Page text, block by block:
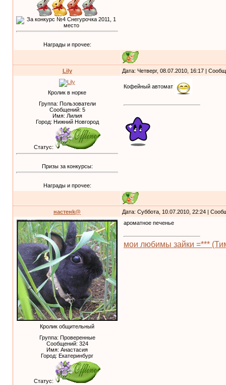
Награды и прочее:
Lily Дата: Четверг, 08.07.2010, 16:17 |
Кролик в норке
Группа: Пользователи
Сообщений: 5
Имя: Лилия
Город: Нижний Новгород
Статус:
Призы за конкурсы:
Награды и прочее:
Кофейный автомат
настенk@ Дата: Суббота, 10.07.2010, 22:24 |
Кролик общительный
Группа: Проверенные
Сообщений: 324
Имя: Анастасия
Город: Екатеринбург
Статус:
ароматное печенье
мои любимы зайки =***